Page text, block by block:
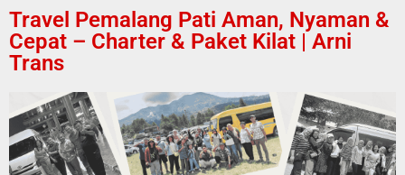
Travel Pemalang Pati Aman, Nyaman &
Cepat – Charter & Paket Kilat | Arni
Trans